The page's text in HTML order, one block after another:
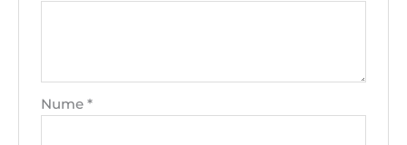
Nume*